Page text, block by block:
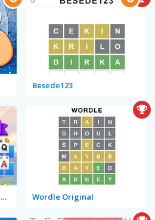
Besede123
Kings & Queens: Solitaire Tripeaks Wordle Original